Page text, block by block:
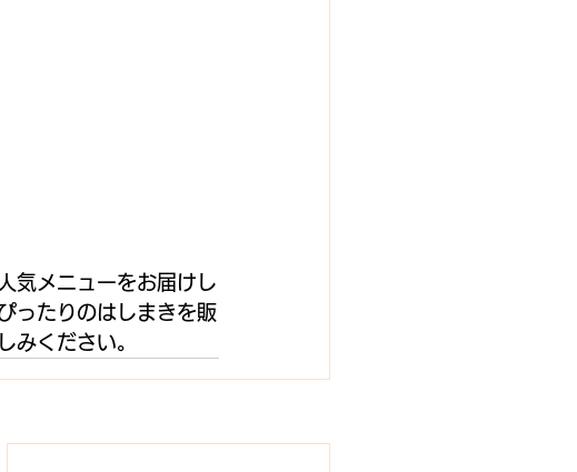
気メニューをお届けし
ったりのはしまきを販
みください。